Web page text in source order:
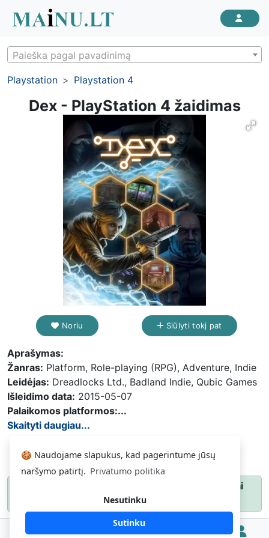
🍪 Naudojame slapukus, kad pagerintume jūsų
naršymo patirtį. Privatumo politika
Nesutinku
Sutinku
Paieška pagal pavadinimą
Playstation Playstation 4
Dex - PlayStation 4 žaidimas
Noriu Siūlyti tokį pat
Aprašymas:
Žanras: Platform, Role-playing (RPG), Adventure, Indie
Leidėjas: Dreadlocks Ltd., Badland Indie, Qubic Games
Išleidimo data: 2015-05-07
Palaikomos platformos:...
Skaityti daugiau...
ir gausite pranešimą, kai
daiktas atsiras.